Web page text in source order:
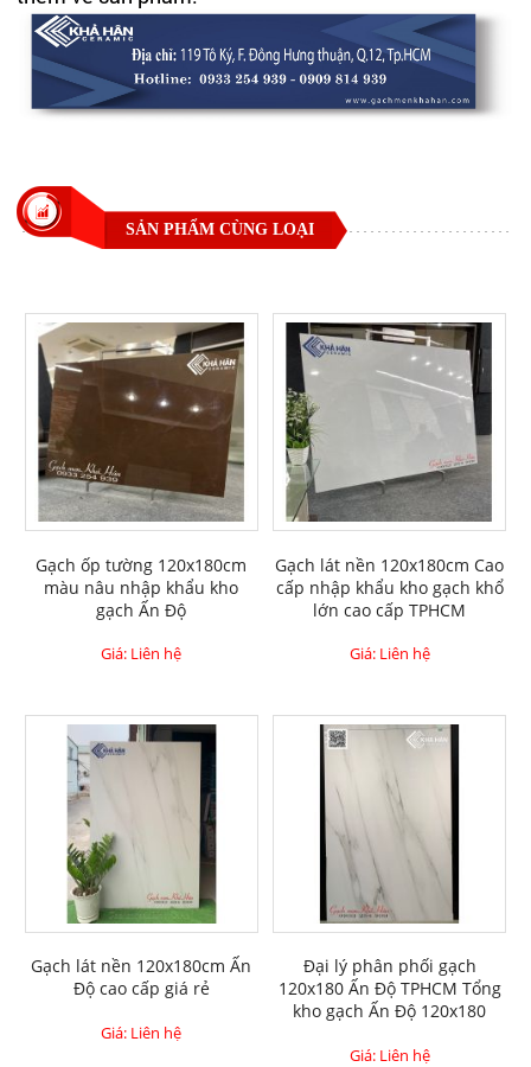
SẢN PHẨM CÙNG LOẠI
Gạch ốp tường 120x180cm
màu nâu nhập khẩu kho
gạch Ấn Độ
Giá: Liên hệ
Gạch lát nền 120x180cm Cao
cấp nhập khẩu kho gạch khổ
lớn cao cấp TPHCM
Giá: Liên hệ
Gạch lát nền 120x180cm Ấn
Độ cao cấp giá rẻ
Giá: Liên hệ
Đại lý phân phối gạch
120x180 Ấn Độ TPHCM Tổng
kho gạch Ấn Độ 120x180
Giá: Liên hệ